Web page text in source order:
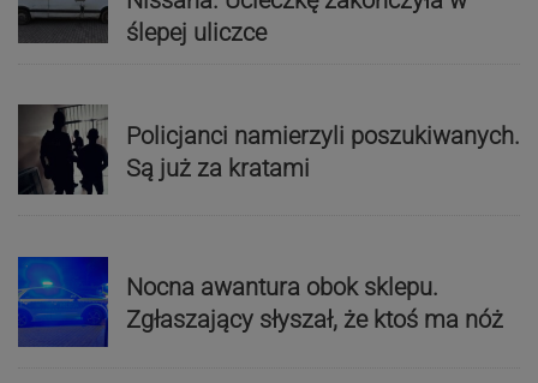
ślepej uliczce
Policjanci namierzyli poszukiwanych.
Są już za kratami
Nocna awantura obok sklepu.
Zgłaszający słyszał, że ktoś ma nóż